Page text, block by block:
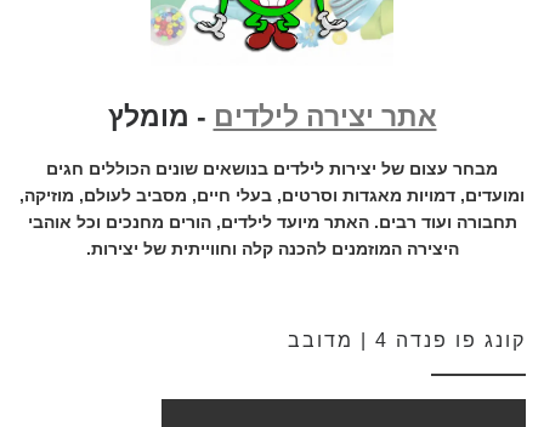
אתר יצירה לילדים - מומלץ
מבחר עצום של יצירות לילדים בנושאים שונים הכוללים חגים
ומועדים, דמויות מאגדות וסרטים, בעלי חיים, מסביב לעולם, מוזיקה,
תחבורה ועוד רבים. האתר מיועד לילדים, הורים מחנכים וכל אוהבי
היצירה המוזמנים להכנה קלה וחווייתית של יצירות.
קונג פו פנדה 4 | מדובב